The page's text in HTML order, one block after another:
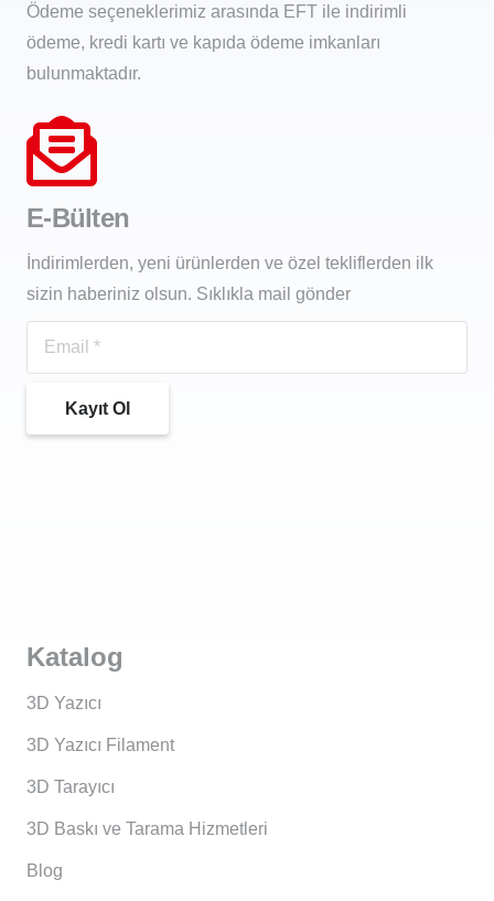
Ödeme seçeneklerimiz arasında EFT ile indirimli
ödeme, kredi kartı ve kapıda ödeme imkanları
bulunmaktadır.
E-Bülten
İndirimlerden, yeni ürünlerden ve özel tekliflerden ilk
sizin haberiniz olsun. Sıklıkla mail gönder
Kayıt Ol
Katalog
3D Yazıcı
3D Yazıcı Filament
3D Tarayıcı
3D Baskı ve Tarama Hizmetleri
Blog